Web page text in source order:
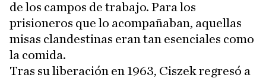
de los campos de trabajo. Para los
prisioneros que lo acompañaban, aquellas
misas clandestinas eran tan esenciales como
la comida.
Tras su liberación en 1963, Ciszek regresó a